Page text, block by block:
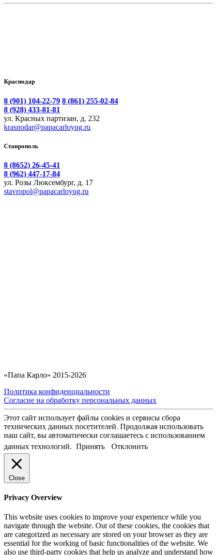
Краснодар
8 (901) 104-22-79 8 (861) 255-02-84
8 (928) 433-81-81
ул. Красных партизан, д. 232
krasnodar@papacarloyug.ru
Ставрополь
8 (8652) 26-45-41
8 (962) 447-17-84
ул. Розы Люксембург, д. 17
stavropol@papacarloyug.ru
«Папа Карло» 2015-2026
Политика конфиденциальности
Согласие на обработку персональных данных
Этот сайт использует файлы cookies и сервисы сбора
технических данных посетителей. Продолжая использовать
наш сайт, вы автоматически соглашаетесь с использованием
данных технологий. Принять Отклонить
Close
Privacy Overview
This website uses cookies to improve your experience while you
navigate through the website. Out of these cookies, the cookies that
are categorized as necessary are stored on your browser as they are
essential for the working of basic functionalities of the website. We
also use third-party cookies that help us analyze and understand how